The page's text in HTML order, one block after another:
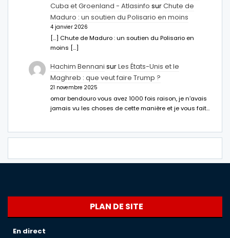
Cuba et Groenland - Atlasinfo surChute de
Maduro : un soutien du Polisario en moins
4 janvier 2026
[…] Chute de Maduro : un soutien du Polisario en
moins […]
Hachim Bennani surLes États-Unis et le
Maghreb : que veut faire Trump ?
21 novembre 2025
omar bendouro vous avez 1000 fois raison, je n'avais
jamais vu les choses de cette manière et je vous fait…
PLAN DE SITE
En direct